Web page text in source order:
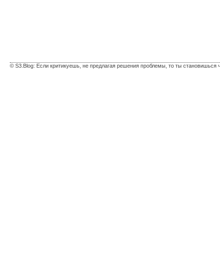
© S3.Blog: Если критикуешь, не предлагая решения проблемы, то ты становишься